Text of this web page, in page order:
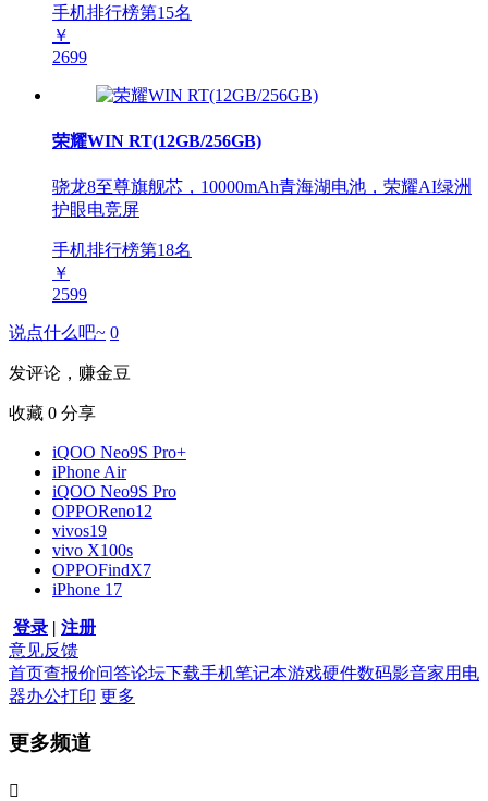
手机排行榜第15名
￥
2699
荣耀WIN RT(12GB/256GB)
骁龙8至尊旗舰芯，10000mAh青海湖电池，荣耀AI绿洲
护眼电竞屏
手机排行榜第18名
￥
2599
说点什么吧~ 0
发评论，赚金豆
收藏 0 分享
iQOO Neo9S Pro+
iPhone Air
iQOO Neo9S Pro
OPPOReno12
vivos19
vivo X100s
OPPOFindX7
iPhone 17
登录 | 注册
意见反馈
首页查报价问答论坛下载手机笔记本游戏硬件数码影音家用电
器办公打印 更多
更多频道
